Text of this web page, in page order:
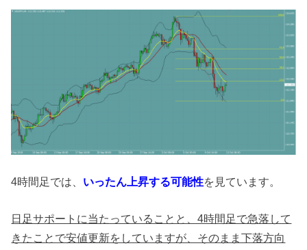
4時間足では、 いったん上昇する可能性を見ています。
日足サポートに当たっていることと、4時間足で急落して
きたことで安値更新をしていますが、そのまま下落方向